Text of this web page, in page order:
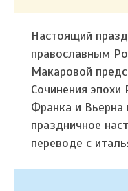
Настоящий
православным
Макаровой
Сочинения
Франка и Вьерна
праздничное
переводе с